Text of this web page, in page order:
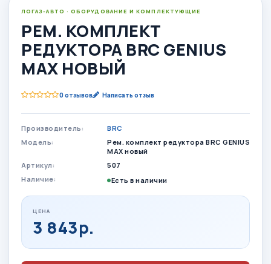
ЛОГАЗ-АВТО · ОБОРУДОВАНИЕ И КОМПЛЕКТУЮЩИЕ
РЕМ. КОМПЛЕКТ
РЕДУКТОРА BRC GENIUS
MAX НОВЫЙ
0 отзывов Написать отзыв
Производитель:
BRC
Модель:
Рем. комплект редуктора BRC GENIUS
MAX новый
Артикул:
507
Наличие:
Есть в наличии
ЦЕНА
3 843р.